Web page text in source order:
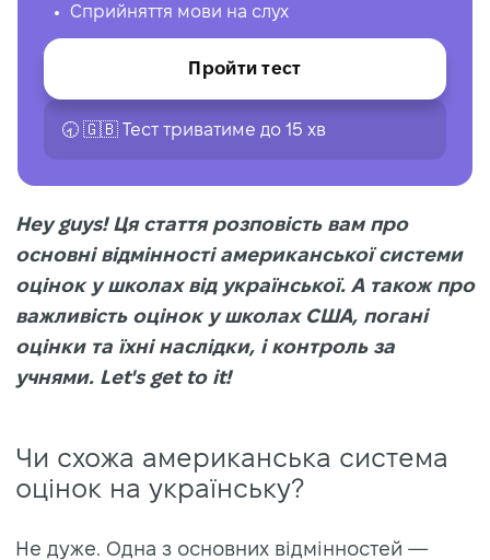
Сприйняття мови на слух
Пройти тест
🕣 🇬🇧 Тест триватиме до 15 хв
Hey guys! Ця стаття розповість вам про
основні відмінності американської системи
оцінок у школах від української. А також про
важливість оцінок у школах США, погані
оцінки та їхні наслідки, і контроль за
учнями. Let's get to it!
Чи схожа американська система
оцінок на українську?
Не дуже. Одна з основних відмінностей —